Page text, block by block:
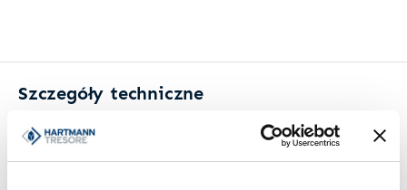
Szczegóły techniczne
Wymiary zewnętrzne (W x Sz x G)